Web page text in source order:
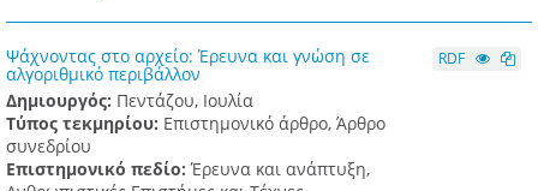
Ψάχνοντας στο αρχείο: Έρευνα και γνώση σε
αλγοριθμικό περιβάλλον
Δημιουργός: Πεντάζου, Ιουλία
Τύπος τεκμηρίου: Επιστημονικό άρθρο, Άρθρο
συνεδρίου
Επιστημονικό πεδίο:Έρευνα και ανάπτυξη,
RDF